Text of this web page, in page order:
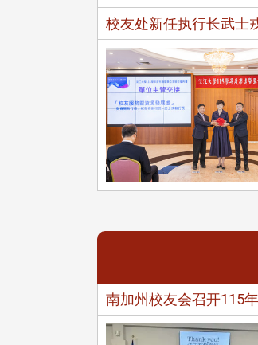
校友处新任执行长武
南加州校友会召开115
校友会于115年6月10日(三)
日(二)，27名校友夥伴一同前
国宁夏省参访，活 ...
台北市校友
「新店瑠公
领队温明正
姐的精 ...
校友会活动 (系
系友会第3届第4次理监事
3 版 校
风保系友会